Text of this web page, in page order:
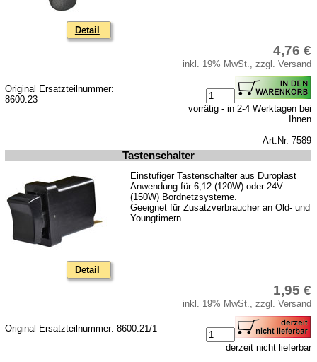
Getriebe
Kraftstoffsystem
Hinterachse
Glasscheiben & Gummiprofile
Zubehör
Kugelgelenke, Zubehör
Anhänger
Glühlampen
Vergaserdüsen
Detail
Original Ersatzteilnummer:
8600.23
4,76 €
inkl. 19% MwSt., zzgl. Versand
vorrätig - in 2-4 Werktagen bei
Ihnen
Art.Nr. 7589
Tastenschalter
Detail
Einstufiger Tastenschalter aus Duroplast
Anwendung für 6,12 (120W) oder 24V
(150W) Bordnetzsysteme.
Geeignet für Zusatzverbraucher an Old- und
Youngtimern.
Original Ersatzteilnummer: 8600.21/1
1,95 €
inkl. 19% MwSt., zzgl. Versand
derzeit nicht lieferbar